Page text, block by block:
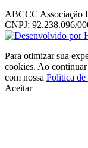
ABCCC Associação
CNPJ: 92.238.096/
Para otimizar sua
cookies. Ao continuar
com nossa Politica de
Aceitar